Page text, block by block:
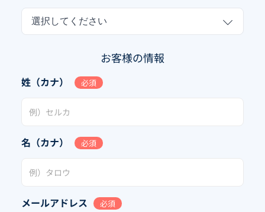
選択してください
お客様の情報
姓（カナ） 必須
名（カナ） 必須
メールアドレス 必須